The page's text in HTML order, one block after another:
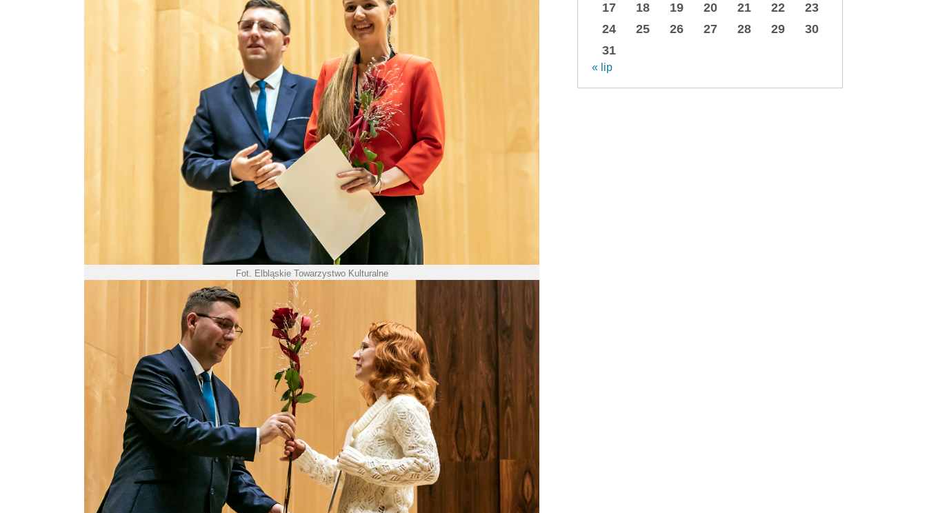
Fot. Elbląskie Towarzystwo Kulturalne
17
18 19 20 21 22
23
24
25 26 27 28 29
30
31
« lip